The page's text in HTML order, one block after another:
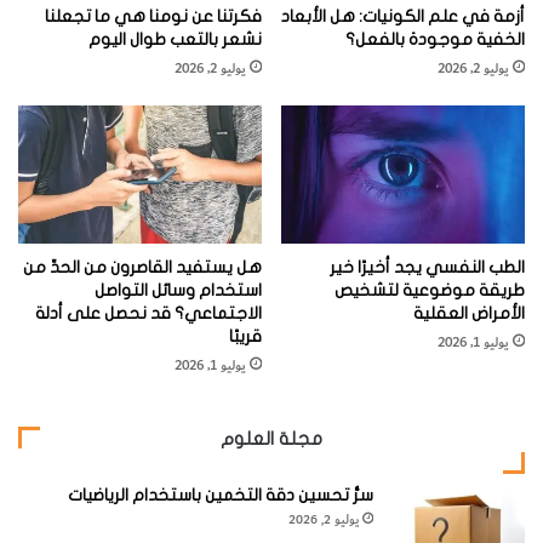
لقد ظل العلماء لأكثر من نصف قرن يفسرون قدرة الصوت على
أداء الغناء استنادًا إلى ما يسمى النظرية الخطية لسمعيات
النطق . وفقا لهذه النظرية، يعمل مصدر الصوت ومرنان الصوت
(أو مضخمه) كل منهما على حدة
. ولكن العلماء عرفوا الآن أن
التفاعلات اللاخطية التي يقوي فيها المصدر والمرنان كل منهما
الآخر تؤدي دورا حاسما على نحو غير متوقع في توليد الصوت
البشري. تلك التبصرات جعلت من الممكن الآن وصف كيفية
إصدار المغنين العظماء تلك الأصوات المذهلة.
مفاتيح صنع الموسيقى
الصوتي البشري. فالآلة تحتاج لتصنع موسيقى إلى ثلاثة مكونات
أساسية، وهي: مصدر صوت يتذبذب في الهواء ليولد ترددا ندركه
كطبقة صوت؛ إضافة إلى ترددات أعلى تحدد الجرس (لون
أزمة في علم الكونيات: هل الأبعاد
الخفية موجودة بالفعل؟
يوليو 2, 2026
فكرتنا عن نومنا هي ما تجعلنا
نشعر بالتعب طوال اليوم
يوليو 2, 2026
الطب النفسي يجد أخيرًا خير
طريقة موضوعية لتشخيص
الأمراض العقلية
يوليو 1, 2026
هل يستفيد القاصرون من الحدِّ من
استخدام وسائل التواصل
الاجتماعي؟ قد نحصل على أدلة
قريبًا
يوليو 1, 2026
مجلة العلوم
سرُّ تحسين دقة التخمين باستخدام الرياضيات
يوليو 2, 2026